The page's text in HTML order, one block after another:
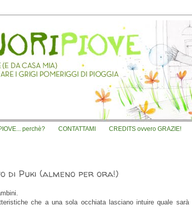
perchè? CONTATTAMI CREDITS ovvero GRAZIE!
di Puki (almeno per ora!)
che a una sola occhiata lasciano intuire quale sarà